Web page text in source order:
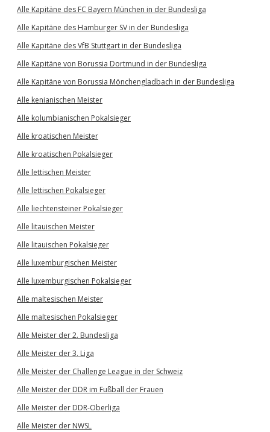
Alle Kapitäne des FC Bayern München in der Bundesliga
Alle Kapitäne des Hamburger SV in der Bundesliga
Alle Kapitäne des VfB Stuttgart in der Bundesliga
Alle Kapitäne von Borussia Dortmund in der Bundesliga
Alle Kapitäne von Borussia Mönchengladbach in der Bundesliga
Alle kenianischen Meister
Alle kolumbianischen Pokalsieger
Alle kroatischen Meister
Alle kroatischen Pokalsieger
Alle lettischen Meister
Alle lettischen Pokalsieger
Alle liechtensteiner Pokalsieger
Alle litauischen Meister
Alle litauischen Pokalsieger
Alle luxemburgischen Meister
Alle luxemburgischen Pokalsieger
Alle maltesischen Meister
Alle maltesischen Pokalsieger
Alle Meister der 2. Bundesliga
Alle Meister der 3. Liga
Alle Meister der Challenge League in der Schweiz
Alle Meister der DDR im Fußball der Frauen
Alle Meister der DDR-Oberliga
Alle Meister der NWSL